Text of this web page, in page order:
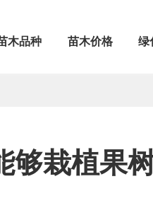
木品种 苗木价格 绿
够栽植果